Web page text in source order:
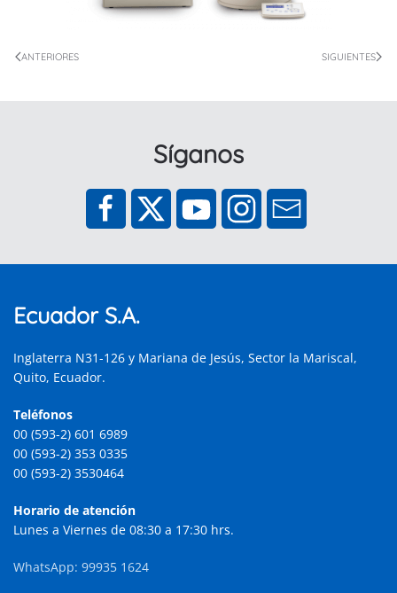
ANTERIORES SIGUIENTES
Síganos
Ecuador S.A.
Inglaterra N31-126 y Mariana de Jesús, Sector la Mariscal,
Quito, Ecuador.
Teléfonos
00 (593-2) 601 6989
00 (593-2) 353 0335
00 (593-2) 3530464
Horario de atención
Lunes a Viernes de 08:30 a 17:30 hrs.
WhatsApp: 99935 1624